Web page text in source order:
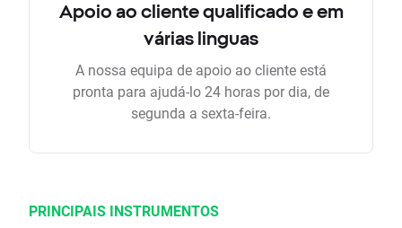
Apoio ao cliente qualificado e em
várias linguas
A nossa equipa de apoio ao cliente está
pronta para ajudá-lo 24 horas por dia, de
segunda a sexta-feira.
PRINCIPAIS INSTRUMENTOS